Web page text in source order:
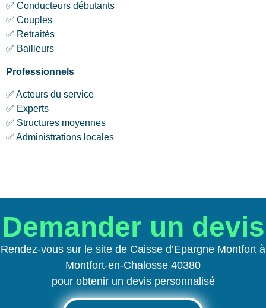
✅ Conducteurs débutants
✅ Couples
✅ Retraités
✅ Bailleurs
Professionnels
✅ Acteurs du service
✅ Experts
✅ Structures moyennes
✅ Administrations locales
Demander un devis
Rendez-vous sur le site de Caisse d’Epargne Montfort à
Montfort-en-Chalosse 40380
pour obtenir un devis personnalisé